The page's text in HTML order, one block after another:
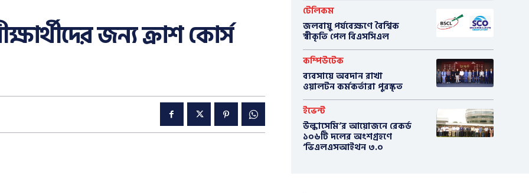
জন্য ক্রাশ কোর্স
টেলিকম
জলবায়ু পর্যবেক্ষণে বৈশ্বিক
স্বীকৃতি পেল বিএসসিএল
কম্পিউটেক
ব্যবসায়ে অবদান রাখা
ওয়ালটন কর্মকর্তারা পুরস্কৃত
ইভেন্ট
উল্কাসেমি’র আয়োজনে রেকর্ড
১০৬টি দলের অংশগ্রহণে
‘ভিএলএসআইথন ৩.০